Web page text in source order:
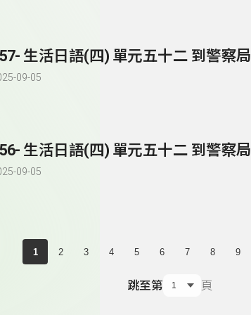
生活日語(四) 單元五十二 到警察局
09-05
生活日語(四) 單元五十二 到警察局
09-05
1 2 3 4 5 6 7 8 9
跳至第 頁